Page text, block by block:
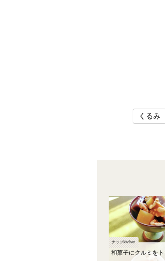
くるみ
ナッツkitchen
和菓子にクルミを